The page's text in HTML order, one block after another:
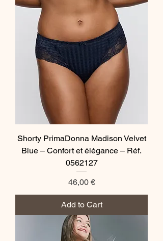
Shorty PrimaDonna Madison Velvet
Blue – Confort et élégance – Réf.
0562127
Price
46,00 €
Add to Cart